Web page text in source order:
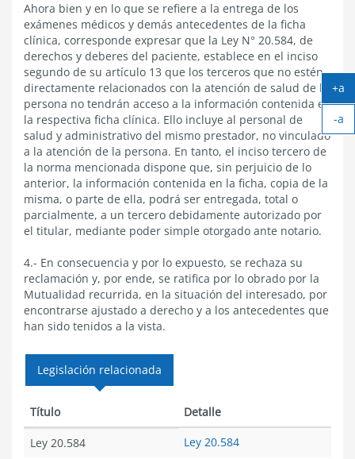
Ahora bien y en lo que se refiere a la entrega de los
exámenes médicos y demás antecedentes de la ficha
clínica, corresponde expresar que la Ley N° 20.584, de
derechos y deberes del paciente, establece en el inciso
segundo de su artículo 13 que los terceros que no estén
directamente relacionados con la atención de salud de la
persona no tendrán acceso a la información contenida en
la respectiva ficha clínica. Ello incluye al personal de
salud y administrativo del mismo prestador, no vinculado
a la atención de la persona. En tanto, el inciso tercero de
la norma mencionada dispone que, sin perjuicio de lo
anterior, la información contenida en la ficha, copia de la
misma, o parte de ella, podrá ser entregada, total o
parcialmente, a un tercero debidamente autorizado por
el titular, mediante poder simple otorgado ante notario.
4.- En consecuencia y por lo expuesto, se rechaza su
reclamación y, por ende, se ratifica por lo obrado por la
Mutualidad recurrida, en la situación del interesado, por
encontrarse ajustado a derecho y a los antecedentes que
han sido tenidos a la vista.
Legislación relacionada
Título Detalle
Ley 20.584 Ley 20.584
+a
-a